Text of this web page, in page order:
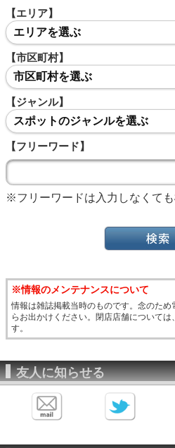
【エリア】
エリアを選ぶ
【市区町村】
市区町村を選ぶ
【ジャンル】
スポットのジャンルを選ぶ
【フリーワード】
※フリーワードは入力しなくても
※情報のメンテナンスについて
情報は雑誌掲載当時のものです。念のた
らお出かけください。閉店店舗について
す。
友人に知らせる